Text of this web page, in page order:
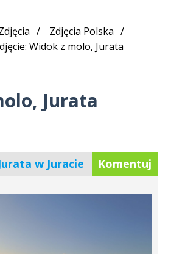
Zdjęcia Polska
Widok z molo, Jurata
Jurata
w Juracie Komentuj